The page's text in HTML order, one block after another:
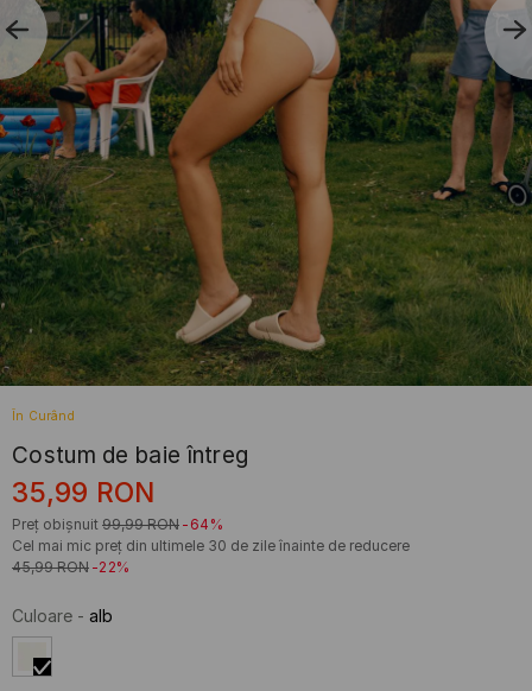
În Curând
Costum de baie întreg
35,99 RON
Preț obișnuit 99,99 RON -64%
Cel mai mic preț din ultimele 30 de zile înainte de reducere
45,99 RON -22%
Culoare - alb